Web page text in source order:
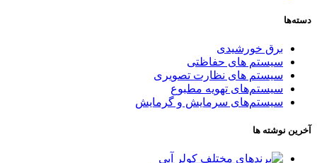
دسته‌ها
برق خورشیدی
سیستم های حفاظتی
سیستم های نظارت تصویری
سیستم‌های تهویه مطبوع
سیستم‌های سرمایش و گرمایش
آخرین نوشته ها